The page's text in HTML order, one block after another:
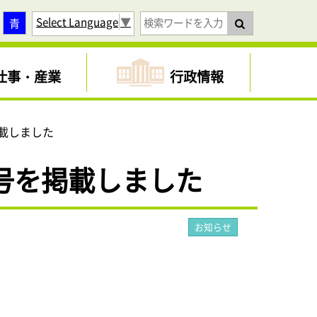
青 Select Language▼
事・産業 行政情報
しました
を掲載しました
お知らせ